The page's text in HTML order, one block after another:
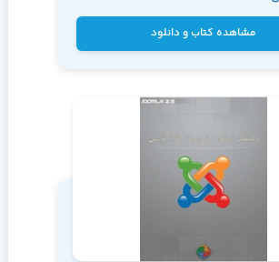
مشاهده کتاب و دانلود